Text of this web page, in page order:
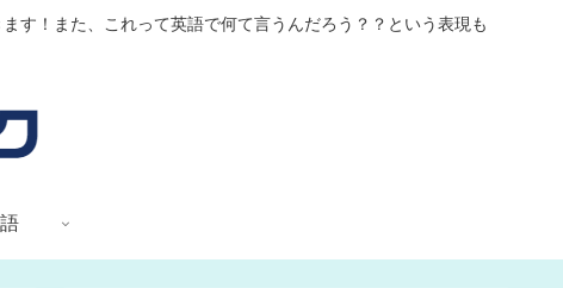
す！また、これって英語で何て言うんだろう？？という表現も